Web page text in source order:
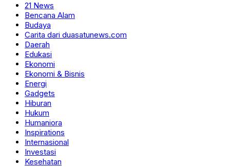
21 News
Bencana Alam
Budaya
Carita dari duasatunews.com
Daerah
Edukasi
Ekonomi
Ekonomi & Bisnis
Energi
Gadgets
Hiburan
Hukum
Humaniora
Inspirations
Internasional
Investasi
Kesehatan